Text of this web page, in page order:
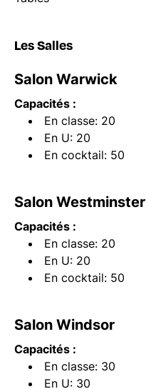
Les Salles
Salon Warwick
Capacités :
En classe: 20
En U: 20
En cocktail: 50
Salon Westminster
Capacités :
En classe: 20
En U: 20
En cocktail: 50
Salon Windsor
Capacités :
En classe: 30
En U: 30